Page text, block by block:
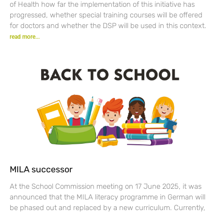
of Health how far the implementation of this initiative has
progressed, whether special training courses will be offered
for doctors and whether the DSP will be used in this context.
read more...
MILA successor
At the School Commission meeting on 17 June 2025, it was
announced that the MILA literacy programme in German will
be phased out and replaced by a new curriculum. Currently,